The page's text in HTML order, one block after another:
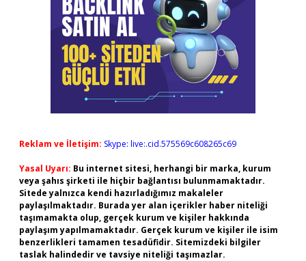
Reklam ve İletişim: Skype: live:.cid.575569c608265c69
Yasal Uyarı: Bu internet sitesi, herhangi bir marka, kurum
veya şahıs şirketi ile hiçbir bağlantısı bulunmamaktadır.
Sitede yalnızca kendi hazırladığımız makaleler
paylaşılmaktadır. Burada yer alan içerikler haber niteliği
taşımamakta olup, gerçek kurum ve kişiler hakkında
paylaşım yapılmamaktadır. Gerçek kurum ve kişiler ile isim
benzerlikleri tamamen tesadüfidir. Sitemizdeki bilgiler
taslak halindedir ve tavsiye niteliği taşımazlar.